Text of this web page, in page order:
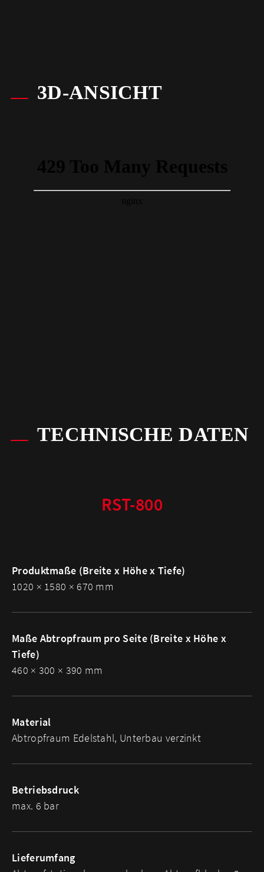
3D-ANSICHT
TECHNISCHE DATEN
RST-800
Produktmaße (Breite x Höhe x Tiefe)
1020 × 1580 × 670 mm
Maße Abtropfraum pro Seite (Breite x Höhe x
Tiefe)
460 × 300 × 390 mm
Material
Abtropfraum Edelstahl, Unterbau verzinkt
Betriebsdruck
max. 6 bar
Lieferumfang